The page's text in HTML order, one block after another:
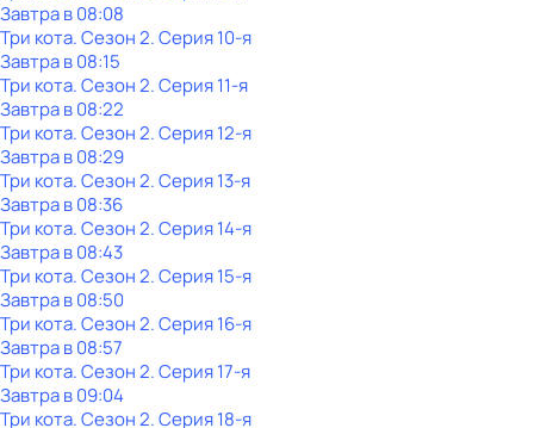
Завтра в 08:08
Три кота. Сезон 2. Серия 10-я
Завтра в 08:15
Три кота. Сезон 2. Серия 11-я
Завтра в 08:22
Три кота. Сезон 2. Серия 12-я
Завтра в 08:29
Три кота. Сезон 2. Серия 13-я
Завтра в 08:36
Три кота. Сезон 2. Серия 14-я
Завтра в 08:43
Три кота. Сезон 2. Серия 15-я
Завтра в 08:50
Три кота. Сезон 2. Серия 16-я
Завтра в 08:57
Три кота. Сезон 2. Серия 17-я
Завтра в 09:04
Три кота. Сезон 2. Серия 18-я